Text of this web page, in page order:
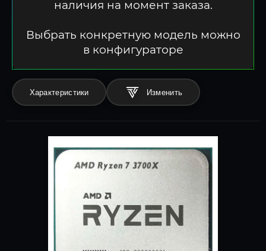
наличия на момент заказа.
Выбрать конкретную модель можно
в конфигураторе
Характеристики